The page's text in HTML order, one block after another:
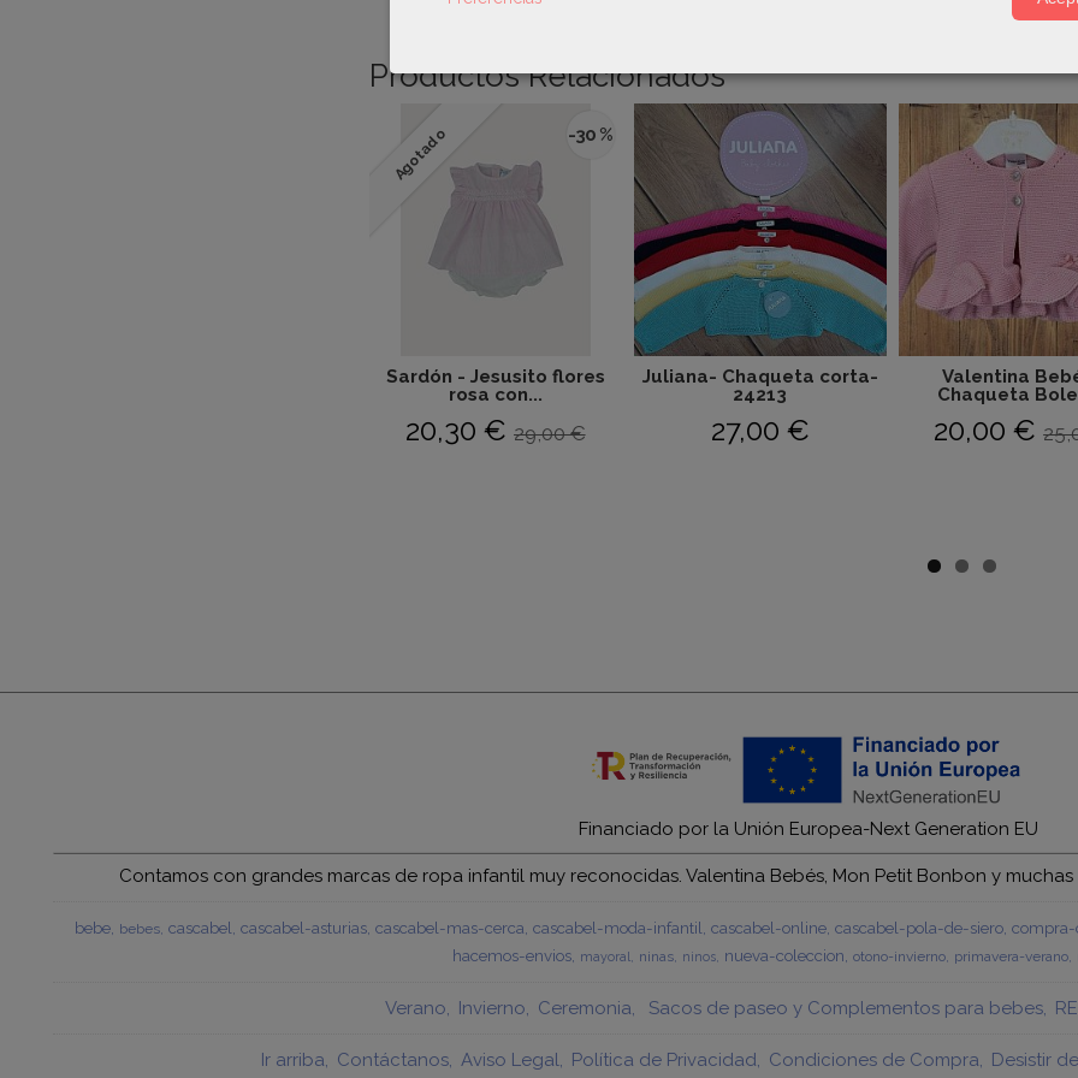
Productos Relacionados
Agotado -30 %
Sardón - Jesusito flores
rosa con...
20,30 € 29,00 €
Juliana- Chaqueta corta-
24213
27,00 €
Valentina
Chaqueta
20,00 €
Financiado por la Unión Europea-Next Generation EU
Contamos con grandes marcas de ropa infantil muy reconocidas. Valentina Bebés, Mon Petit Bonbon y
bebe bebes cascabel cascabel-asturias cascabel-mas-cerca cascabel-moda-infantil cascabel-online cascabel-pola-de-siero
hacemos-envios mayoral ninas ninos nueva-coleccion otono-invierno primavera-verano
Verano Invierno Ceremonia Sacos de paseo y Complementos para bebes
Ir arriba Contáctanos Aviso Legal Política de Privacidad Condiciones de Compra Desistir